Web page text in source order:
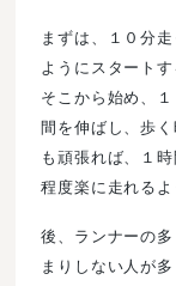
まずは、１０分
ようにスタート
そこから始め、
間を伸ばし、歩
も頑張れば、１
程度楽に走れる
後、ランナーの
まりしない人が